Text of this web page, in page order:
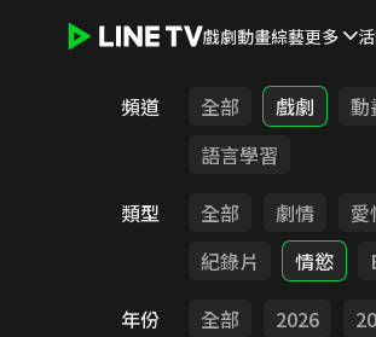
戲劇動畫綜藝更多
頻道 全部 戲劇 動
語言學習
類型
全部 劇情 愛
紀錄片
情慾
年份
全部 2026